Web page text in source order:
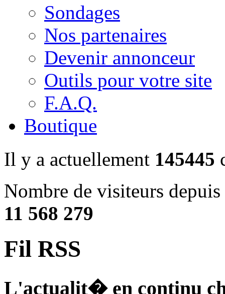
Sondages
Nos partenaires
Devenir annonceur
Outils pour votre site
F.A.Q.
Boutique
Il y a actuellement 145445
Nombre de visiteurs
11 568 279
Fil RSS
L'actualit� en continu